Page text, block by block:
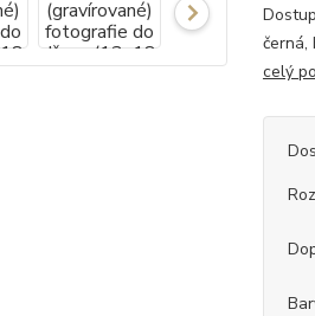
černá,
celý